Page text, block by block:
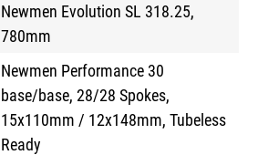
Newmen Evolution SL 318.25,
780mm
Newmen Performance 30
base/base, 28/28 Spokes,
15x110mm / 12x148mm, Tubeless
Ready